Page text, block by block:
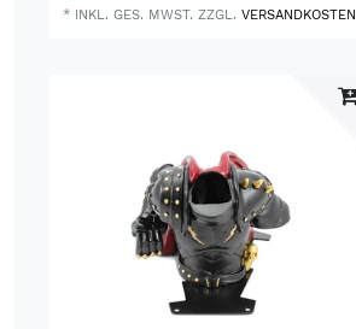
* INKL. GES. MWST. ZZGL.VERSANDKOSTEN